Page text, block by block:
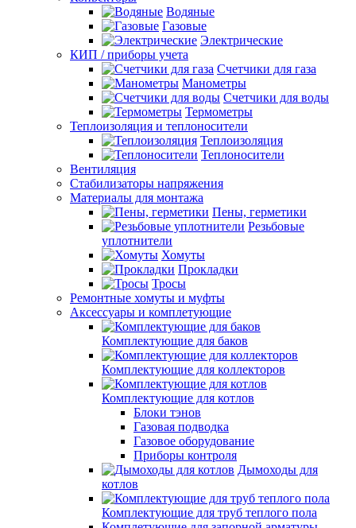
Водяные
Газовые
Электрические
КИП / приборы учета
Счетчики для газа
Манометры
Счетчики для воды
Термометры
Теплоизоляция и теплоносители
Теплоизоляция
Теплоносители
Вентиляция
Стабилизаторы напряжения
Материалы для монтажа
Пены, герметики
Резьбовые
уплотнители
Хомуты
Прокладки
Тросы
Ремонтные хомуты и муфты
Аксессуары и комплетующие
Комплектующие для баков
Комплектующие для коллекторов
Комплектующие для котлов
Блоки тэнов
Газовая подводка
Газовое оборудование
Приборы контроля
Дымоходы для
котлов
Комплектующие для труб теплого пола